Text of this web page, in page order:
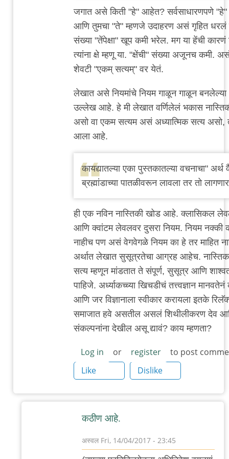
जगात असे किती "हे" आहेत? सर्वसाधारणपणे "हे"
आणि तुमचा "ते" म्हणजे उदाहरण असं गृहित धरलं
संख्या "तेंपेक्षा" खूप कमी भरेल. मग या हेंची
त्यांना क्षे म्हणू या. "क्षेंची" संख्या अजूनच कमी.
शेवटी "एकम् सत्यम्" वर येतं.
लेखात असे नियमांचे नियम गाळून गाळून बनलेल्या
उल्लेख आहे. हे मी लेखात वर्णिलेलं भकास
असो वा एकम सत्यम असं अध्यात्मिक सत्य असो,
आला आहे.
काय‌द्यात‌ल्या एका पुस्त‌कात‌ल्या व‌च‌नाचा" अर्थ‌
ब्र‌ह्मांडाच्या पात‌ळीव‌रून‌ लाव‌ला त‌र‌ तो
ही एक नविन नास्तिकी खोड आहे. क्लासिकल
आणि क्वांटम लेवलवर दुसरा नियम. नियम नक्की
नाहीच पण असं वेगवेगळे नियम का हे तर माहित
अर्थात लेखात सुसूत्रतेचा आग्रह आहेच. नास्तिक
सत्य म्हणून मांडतात ते संपूर्ण, सुसूत्र आणि
पाहिजे. अर्ध्याकच्च्या खिचडीचं तत्त्वज्ञान मानवतेनं
आणि जर विज्ञानाला स्वीकार करायला इतके
समाजात हवे असतील असलं शिथीलीकरण देव
संकल्पनांना देखील असू द्यावं? काय म्हणता?
Log in or register
to post
Like
Dislike
क‌ठीण आहे.
अस्वल Fri, 14/04/2017 - 23:45
In